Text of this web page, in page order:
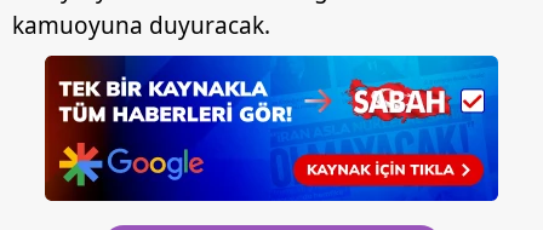
kamuoyuna duyuracak.